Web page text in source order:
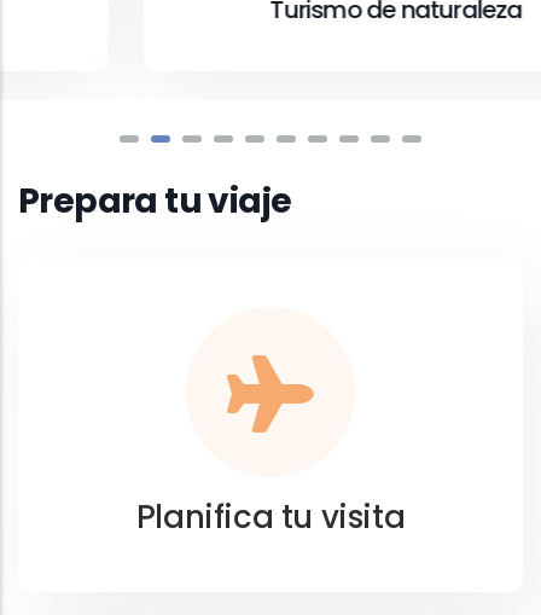
Turismo de naturaleza
Prepara tu viaje
Planifica tu visita